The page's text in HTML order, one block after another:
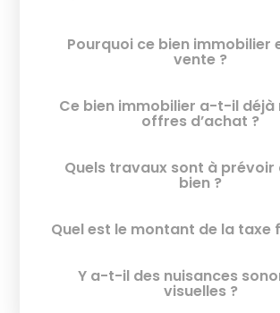
Pourquoi ce bien immobilier
vente ?
Ce bien immobilier a-t-il déjà
offres d’achat ?
Quels travaux sont à prévoir
bien ?
Quel est le montant de la taxe
Y a-t-il des nuisances
visuelles ?